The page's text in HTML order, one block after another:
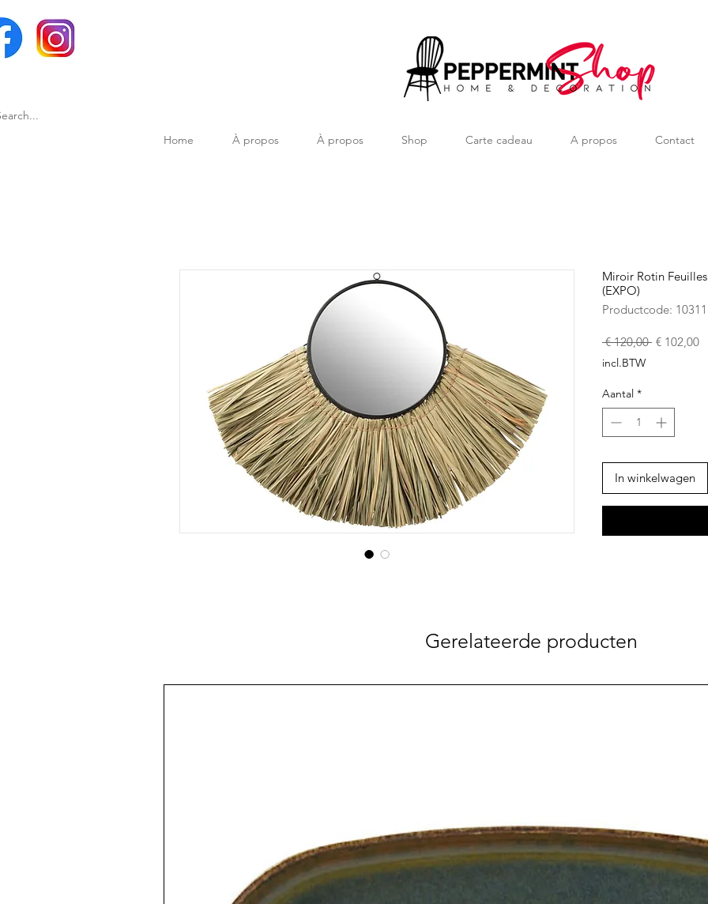
Home À propos À propos Shop Carte cadeau A propos Contact
Miroir Rotin
(EXPO)
Productcode: 10311
€ 120,00 Normale
€ 102,00
incl.BTW
Aantal *
In winkelwagen
Gerelateerde producten